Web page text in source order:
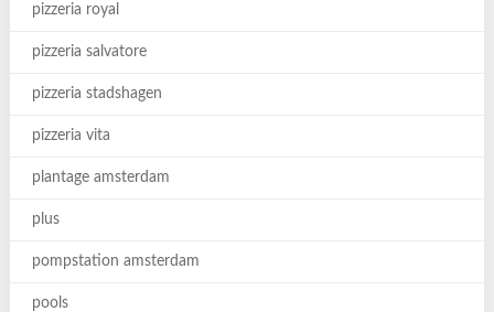
pizzeria royal
pizzeria salvatore
pizzeria stadshagen
pizzeria vita
plantage amsterdam
plus
pompstation amsterdam
pools